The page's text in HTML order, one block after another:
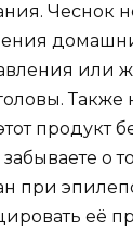
Чеснок
или
продукт
о
при
её